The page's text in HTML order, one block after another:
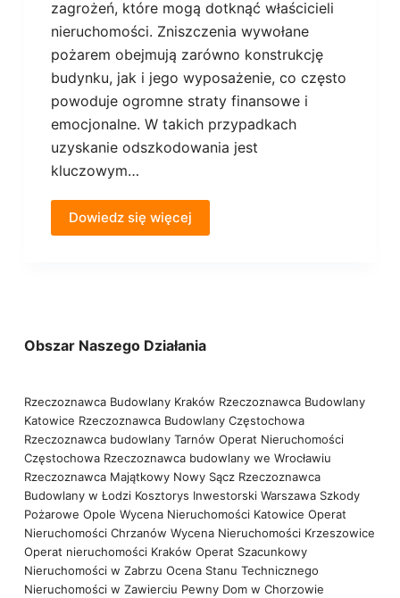
zagrożeń, które mogą dotknąć właścicieli
nieruchomości. Zniszczenia wywołane
pożarem obejmują zarówno konstrukcję
budynku, jak i jego wyposażenie, co często
powoduje ogromne straty finansowe i
emocjonalne. W takich przypadkach
uzyskanie odszkodowania jest
kluczowym…
Dowiedz się więcej
Obszar Naszego Działania
Rzeczoznawca Budowlany Kraków Rzeczoznawca Budowlany
Katowice Rzeczoznawca Budowlany Częstochowa
Rzeczoznawca budowlany Tarnów Operat Nieruchomości
Częstochowa Rzeczoznawca budowlany we Wrocławiu
Rzeczoznawca Majątkowy Nowy Sącz Rzeczoznawca
Budowlany w Łodzi Kosztorys Inwestorski Warszawa Szkody
Pożarowe Opole Wycena Nieruchomości Katowice Operat
Nieruchomości Chrzanów Wycena Nieruchomości Krzeszowice
Operat nieruchomości Kraków Operat Szacunkowy
Nieruchomości w Zabrzu Ocena Stanu Technicznego
Nieruchomości w Zawierciu Pewny Dom w Chorzowie